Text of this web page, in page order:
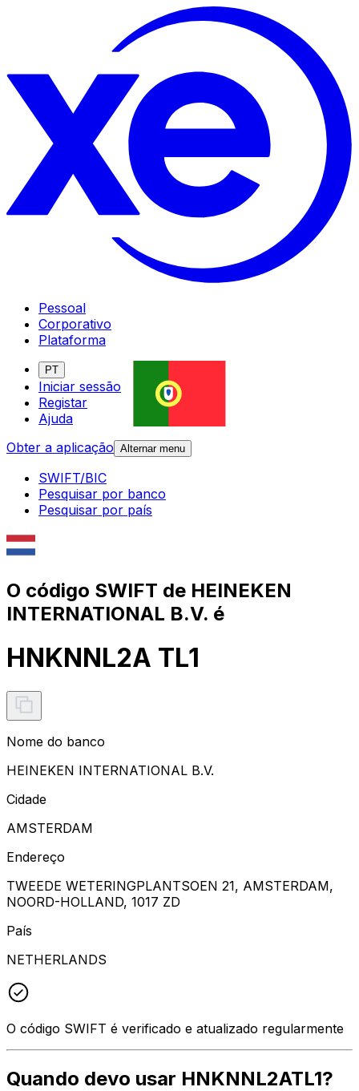
Pessoal
Corporativo
Plataforma
PT
Iniciar sessão
Registar
Ajuda
Obter a aplicação Alternar menu
SWIFT/BIC
Pesquisar por banco
Pesquisar por país
O código SWIFT de HEINEKEN
INTERNATIONAL B.V. é
HNKNNL2A TL1
Nome do banco
HEINEKEN INTERNATIONAL B.V.
Cidade
AMSTERDAM
Endereço
TWEEDE WETERINGPLANTSOEN 21, AMSTERDAM,
NOORD-HOLLAND, 1017 ZD
País
NETHERLANDS
O código SWIFT é verificado e atualizado regularmente
Quando devo usar HNKNNL2ATL1?